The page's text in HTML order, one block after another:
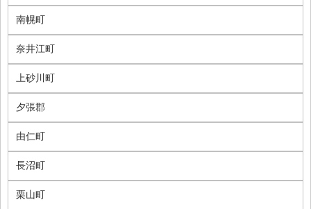
南幌町
奈井江町
上砂川町
夕張郡
由仁町
長沼町
栗山町